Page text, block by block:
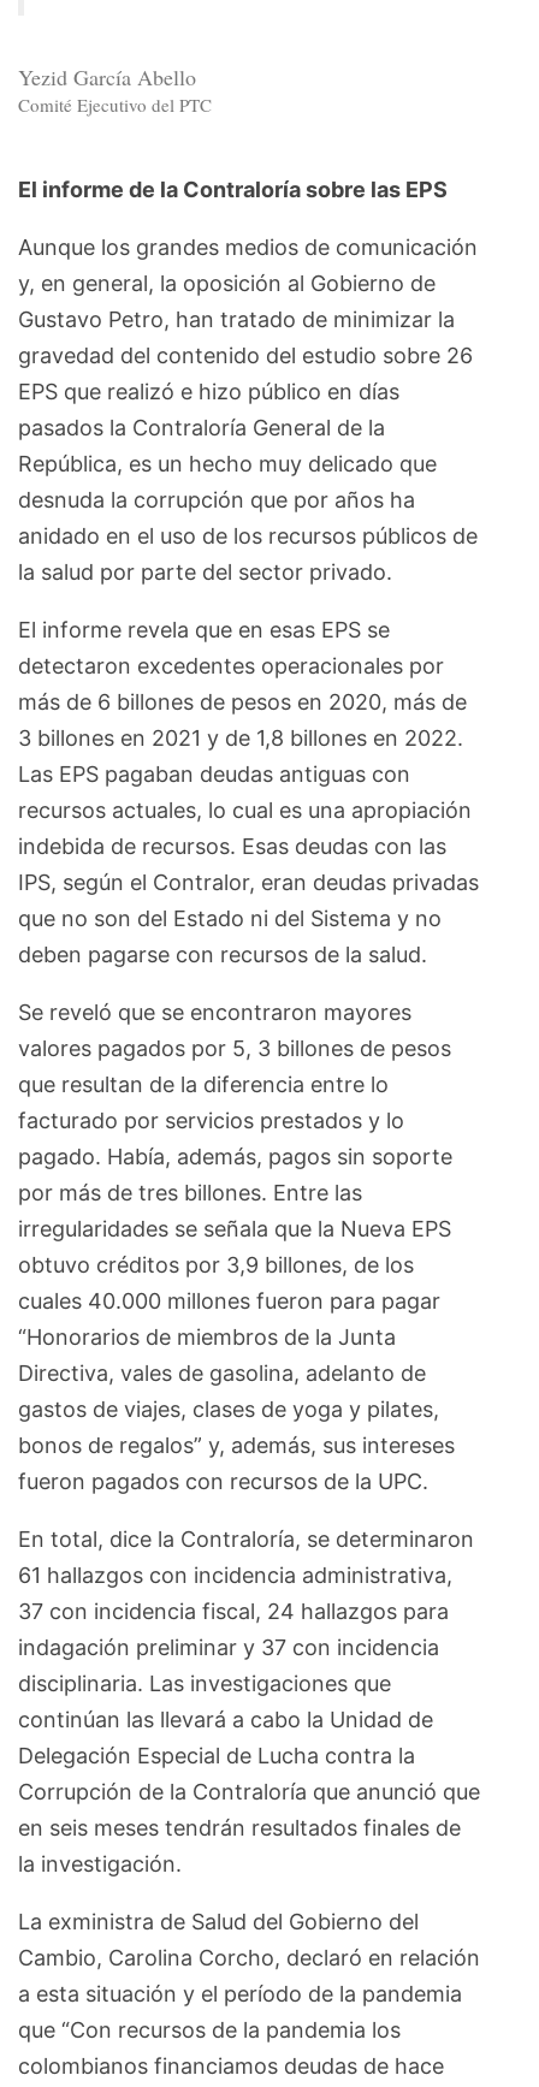
Yezid García Abello
Comité Ejecutivo del PTC
El informe de la Contraloría sobre las EPS
Aunque los grandes medios de comunicación
y, en general, la oposición al Gobierno de
Gustavo Petro, han tratado de minimizar la
gravedad del contenido del estudio sobre 26
EPS que realizó e hizo público en días
pasados la Contraloría General de la
República, es un hecho muy delicado que
desnuda la corrupción que por años ha
anidado en el uso de los recursos públicos de
la salud por parte del sector privado.
El informe revela que en esas EPS se
detectaron excedentes operacionales por
más de 6 billones de pesos en 2020, más de
3 billones en 2021 y de 1,8 billones en 2022.
Las EPS pagaban deudas antiguas con
recursos actuales, lo cual es una apropiación
indebida de recursos. Esas deudas con las
IPS, según el Contralor, eran deudas privadas
que no son del Estado ni del Sistema y no
deben pagarse con recursos de la salud.
Se reveló que se encontraron mayores
valores pagados por 5, 3 billones de pesos
que resultan de la diferencia entre lo
facturado por servicios prestados y lo
pagado. Había, además, pagos sin soporte
por más de tres billones. Entre las
irregularidades se señala que la Nueva EPS
obtuvo créditos por 3,9 billones, de los
cuales 40.000 millones fueron para pagar
“Honorarios de miembros de la Junta
Directiva, vales de gasolina, adelanto de
gastos de viajes, clases de yoga y pilates,
bonos de regalos” y, además, sus intereses
fueron pagados con recursos de la UPC.
En total, dice la Contraloría, se determinaron
61 hallazgos con incidencia administrativa,
37 con incidencia fiscal, 24 hallazgos para
indagación preliminar y 37 con incidencia
disciplinaria. Las investigaciones que
continúan las llevará a cabo la Unidad de
Delegación Especial de Lucha contra la
Corrupción de la Contraloría que anunció que
en seis meses tendrán resultados finales de
la investigación.
La exministra de Salud del Gobierno del
Cambio, Carolina Corcho, declaró en relación
a esta situación y el período de la pandemia
que “Con recursos de la pandemia los
colombianos financiamos deudas de hace